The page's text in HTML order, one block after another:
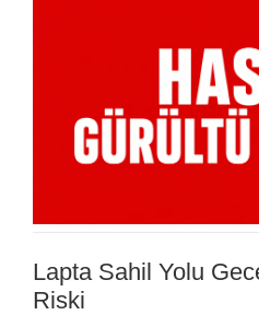
Lapta Sahil Yolu
Riski